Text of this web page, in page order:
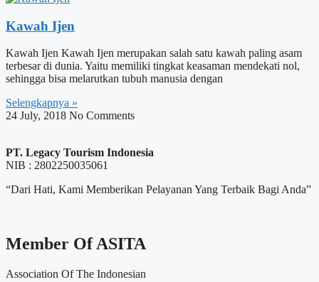
Kawah Ijen
Kawah Ijen Kawah Ijen merupakan salah satu kawah paling asam
terbesar di dunia. Yaitu memiliki tingkat keasaman mendekati nol,
sehingga bisa melarutkan tubuh manusia dengan
Selengkapnya »
24 July, 2018 No Comments
PT. Legacy Tourism Indonesia
NIB : 2802250035061
“Dari Hati, Kami Memberikan Pelayanan Yang Terbaik Bagi Anda”
Member Of ASITA
Association Of The Indonesian